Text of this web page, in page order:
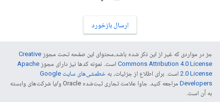
ارسال بازخورد
جز در مواردی که غیر از این ذکر شده باشد،‌محتوای این صفحه تحت مجوز Creative
Commons Attribution 4.0 License است. نمونه کدها نیز دارای مجوز Apache
2.0 License است. برای اطلاع از جزئیات، به
خطمشی‌های سایت Google
Developers‏
مراجعه کنید. جاوا علامت تجاری ثبت‌شده Oracle و/یا شرکت‌های وابسته
به آن است.